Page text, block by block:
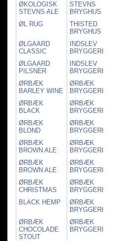
ØKOLOGISK
STEVNS ALE
STEVNS
BRYGHUS
ØL RUG
THISTED
BRYGHUS
ØLGAARD
CLASSIC
INDSLEV
BRYGGERI
ØLGAARD
PILSNER
INDSLEV
BRYGGERI
ØRBÆK
BARLEY WINE
ØRBÆK
BRYGGERI
ØRBÆK
BLACK
ØRBÆK
BRYGGERI
ØRBÆK
BLOND
ØRBÆK
BRYGGERI
ØRBÆK
BROWN ALE
ØRBÆK
BRYGGERI
ØRBÆK
BROWN ALE
ØRBÆK
BRYGGERI
ØRBÆK
CHRISTMAS
ØRBÆK
BRYGGERI
BLACK HEMP
ØRBÆK
BRYGGERI
ØRBÆK
CHOCOLADE
STOUT
ØRBÆK
BRYGGERI